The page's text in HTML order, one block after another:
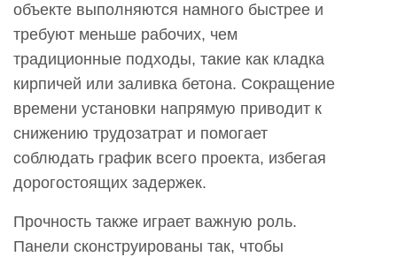
объекте выполняются намного быстрее и
требуют меньше рабочих, чем
традиционные подходы, такие как кладка
кирпичей или заливка бетона. Сокращение
времени установки напрямую приводит к
снижению трудозатрат и помогает
соблюдать график всего проекта, избегая
дорогостоящих задержек.
Прочность также играет важную роль.
Панели сконструированы так, чтобы